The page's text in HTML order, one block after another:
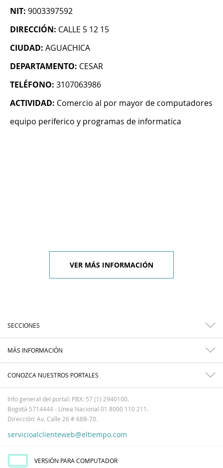
NIT: 9003397592
DIRECCIÓN: CALLE 5 12 15
CIUDAD: AGUACHICA
DEPARTAMENTO: CESAR
TELÉFONO: 3107063986
ACTIVIDAD: Comercio al por mayor de computadores
equipo periferico y programas de informatica
VER MÁS INFORMACIÓN
SECCIONES
MÁS INFORMACIÓN
CONOZCA NUESTROS PORTALES
Info general del portal: PBX: 57 (1) 2940100.
Bogotá 5714444 - Línea Nacional 01 8000 110 211.
Dirección: Av. Calle 26 # 68B-70.
servicioalclienteweb@eltiempo.com
VERSIÓN PARA COMPUTADOR